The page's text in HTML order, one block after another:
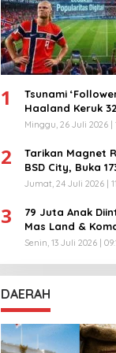
1
Tsunami
Haaland Keruk
Bikin Geger!
Minggu, 26 Juli 2026 |
2
Tarikan Magnet
BSD City, Buka
Jumat, 24 Juli 2026 |
3
79 Juta Anak
Mas Land &
Ratusan Guru!
Senin, 13 Juli 2026 |
DAERAH